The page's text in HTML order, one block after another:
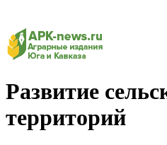
Развитие
территорий